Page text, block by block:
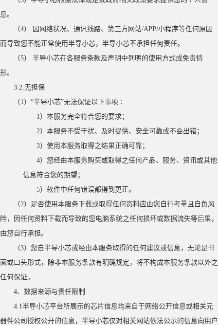
息。
（4）
因网络状况、通讯线路、第三方网站/APP/小程序等任何原因
而导致您不能正常使用半导小芯，半导小芯不承担任何责任。
（5）
半导小芯在各服务条款及声明中列明的使用方式或免责情
形。
3.2.无担保
（1）“半导小芯”无法保证以下事项∶
1）本服务完全符合您的要求；
2）本服务不受干扰、及时提供、安全可靠或不会出错；
3）使用本服务取得之结果正确可靠；
4）您经由本服务购买或取得之任何产品、服务、资讯或其他
信息符合您的期望；
5）软件中任何错误都得到更正。
（2）是否使用本服务下载或取得任何资料应由您自行考量且自负风
险，因任何资料下载而导致的您电脑系统之任何损坏或数据流失等后果，
由您自行承担。
（3）您自半导小芯或经由本服务取得的任何建议或信息，无论是书
面或口头形式，除非本服务条款有明确规定，将不构成本服务条款以外之
任何保证。
4、数据来源与责任限制
4.1半导小芯平台所展示的芯片信息均来自于网络公开信息或相关元
器件公司授权公开的信息，半导小芯仅对相关网站依法公示的信息向用户